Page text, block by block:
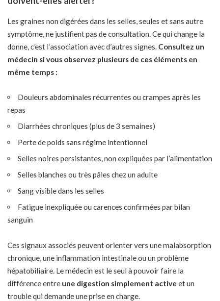
Les graines non digérées dans les selles, seules et sans autre
symptôme, ne justifient pas de consultation. Ce qui change la
donne, c’est l’association avec d’autres signes. Consultez un
médecin si vous observez plusieurs de ces éléments en
même temps :
Douleurs abdominales récurrentes ou crampes après les
repas
Diarrhées chroniques (plus de 3 semaines)
Perte de poids sans régime intentionnel
Selles noires persistantes, non expliquées par l’alimentation
Selles blanches ou très pâles chez un adulte
Sang visible dans les selles
Fatigue inexpliquée ou carences confirmées par bilan
sanguin
Ces signaux associés peuvent orienter vers une malabsorption
chronique, une inflammation intestinale ou un problème
hépatobiliaire. Le médecin est le seul à pouvoir faire la
différence entre une digestion simplement active et un
trouble qui demande une prise en charge.